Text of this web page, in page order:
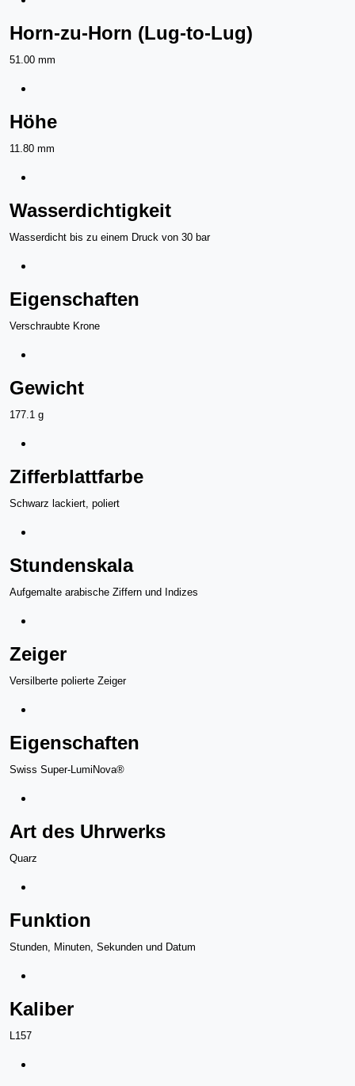
Horn-zu-Horn (Lug-to-Lug)
51.00 mm
Höhe
11.80 mm
Wasserdichtigkeit
Wasserdicht bis zu einem Druck von 30 bar
Eigenschaften
Verschraubte Krone
Gewicht
177.1 g
Zifferblattfarbe
Schwarz lackiert, poliert
Stundenskala
Aufgemalte arabische Ziffern und Indizes
Zeiger
Versilberte polierte Zeiger
Eigenschaften
Swiss Super-LumiNova®
Art des Uhrwerks
Quarz
Funktion
Stunden, Minuten, Sekunden und Datum
Kaliber
L157